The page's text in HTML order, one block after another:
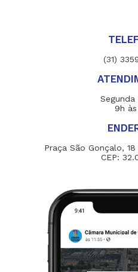
(31)
Segunda
9h às
Praça São Gonçalo,
CEP: